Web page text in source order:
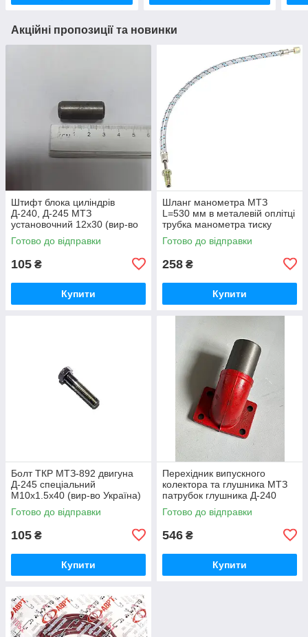
Акційні пропозиції та новинки
Штифт блока циліндрів
Д-240, Д-245 МТЗ
установочний 12х30 (вир-во
Україна) 50-1002034 / 50-
1002034-А
Готово до відправки
105 ₴
Купити
Шланг манометра МТЗ
L=530 мм в металевій оплітці
трубка манометра тиску
масла (вир-во Україна) 70-
3801180
Готово до відправки
258 ₴
Купити
Болт ТКР МТЗ-892 двигуна
Д-245 спеціальний
М10х1.5х40 (вир-во Україна)
245-1008031 / 245-1008031-А
Готово до відправки
105 ₴
Купити
Перехідник випускного
колектора та глушника МТЗ
патрубок глушника Д-240
(вир-во Україна) 240-
1008021-Б1 / 240-1008021
Готово до відправки
546 ₴
Купити